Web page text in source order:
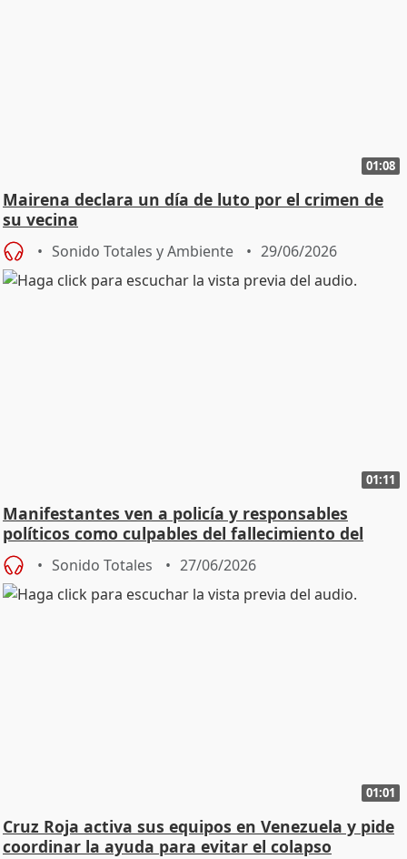
01:08
Mairena declara un día de luto por el crimen de
su vecina
Sonido Totales y Ambiente 29/06/2026
01:11
Manifestantes ven a policía y responsables
políticos como culpables del fallecimiento del
joven
Sonido Totales 27/06/2026
01:01
Cruz Roja activa sus equipos en Venezuela y pide
coordinar la ayuda para evitar el colapso